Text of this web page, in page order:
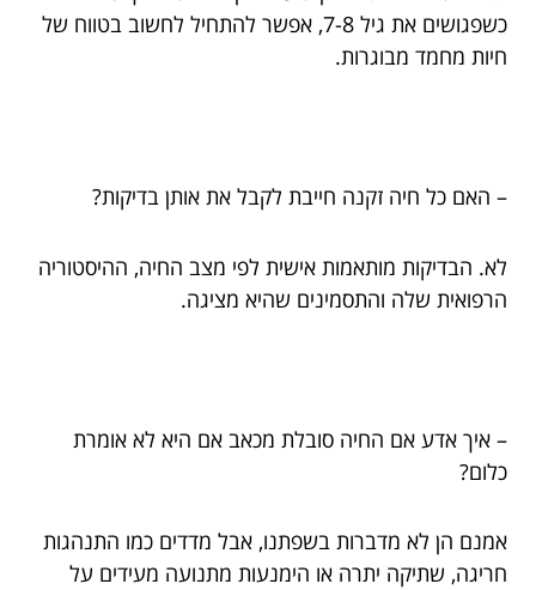
כשפגושים את גיל 7-8, אפשר להתחיל לחשוב בטווח של
חיות מחמד מבוגרות.
– האם כל חיה זקנה חייבת לקבל את אותן בדיקות?
לא. הבדיקות מותאמות אישית לפי מצב החיה, ההיסטוריה
הרפואית שלה והתסמינים שהיא מציגה.
– איך אדע אם החיה סובלת מכאב אם היא לא אומרת
כלום?
אמנם הן לא מדברות בשפתנו, אבל מדדים כמו התנהגות
חריגה, שתיקה יתרה או הימנעות מתנועה מעידים על